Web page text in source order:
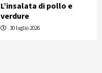
L’insalata di pollo e
verdure
30 luglio 2026